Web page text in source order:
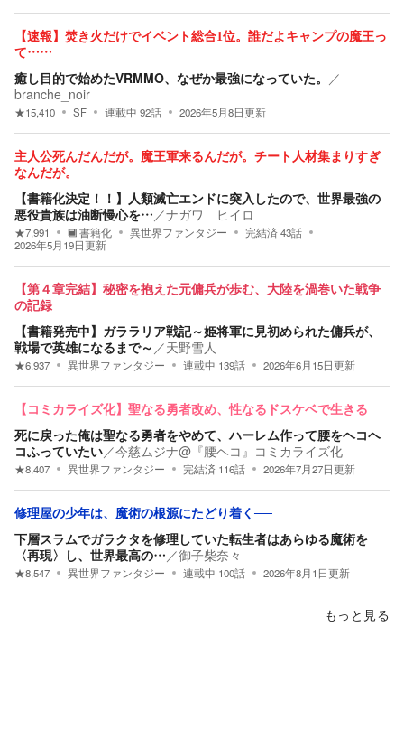
【速報】焚き火だけでイベント総合1位。誰だよキャンプの魔王っ
て……
癒し目的で始めたVRMMO、なぜか最強になっていた。 ／
branche_noir
★15,410 SF 連載中 92話 2026年5月8日更新
主人公死んだんだが。魔王軍来るんだが。チート人材集まりすぎ
なんだが。
【書籍化決定！！】人類滅亡エンドに突入したので、世界最強の
悪役貴族は油断慢心を… ／ナガワ ヒイロ
★7,991 書籍化 異世界ファンタジー 完結済 43話
2026年5月19日更新
【第４章完結】秘密を抱えた元傭兵が歩む、大陸を渦巻いた戦争
の記録
【書籍発売中】ガララリア戦記～姫将軍に見初められた傭兵が、
戦場で英雄になるまで～ ／天野雪人
★6,937 異世界ファンタジー 連載中 139話 2026年6月15日更新
【コミカライズ化】聖なる勇者改め、性なるドスケベで生きる
死に戻った俺は聖なる勇者をやめて、ハーレム作って腰をヘコヘ
コふっていたい／今慈ムジナ@『腰ヘコ』コミカライズ化
★8,407 異世界ファンタジー 完結済 116話 2026年7月27日更新
修理屋の少年は、魔術の根源にたどり着く──
下層スラムでガラクタを修理していた転生者はあらゆる魔術を
〈再現〉し、世界最高の… ／御子柴奈々
★8,547 異世界ファンタジー 連載中 100話 2026年8月1日更新
もっと見る